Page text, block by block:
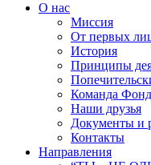
О нас
Миссия
От первых
История
Принципы
Команда
Наши друзья
Документы и
Контакты
Направления